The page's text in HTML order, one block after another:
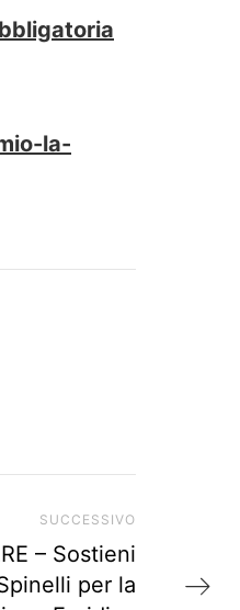
la-
SUCCESSIVO
– Sostieni
per la